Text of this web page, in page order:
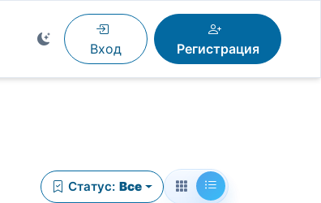
Вход Регистрация
Статус: Все